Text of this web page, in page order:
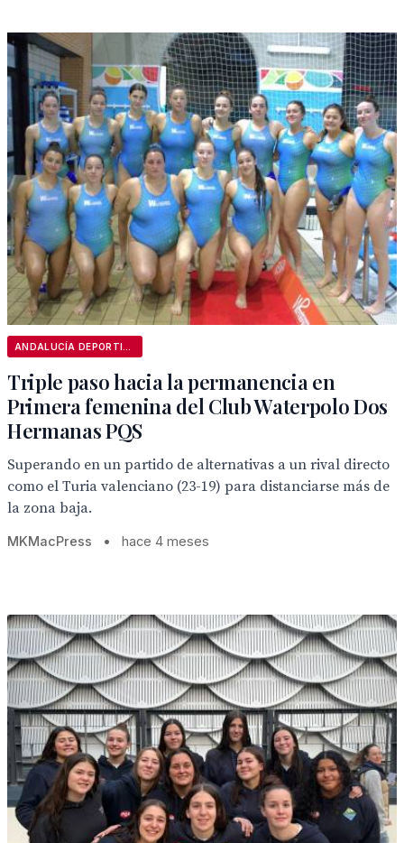
Triple paso hacia la permanencia en
Primera femenina del Club Waterpolo Dos
Hermanas PQS
Superando en un partido de alternativas a un rival directo
como el Turia valenciano (23-19) para distanciarse más de
la zona baja.
MKMacPress • hace 4 meses